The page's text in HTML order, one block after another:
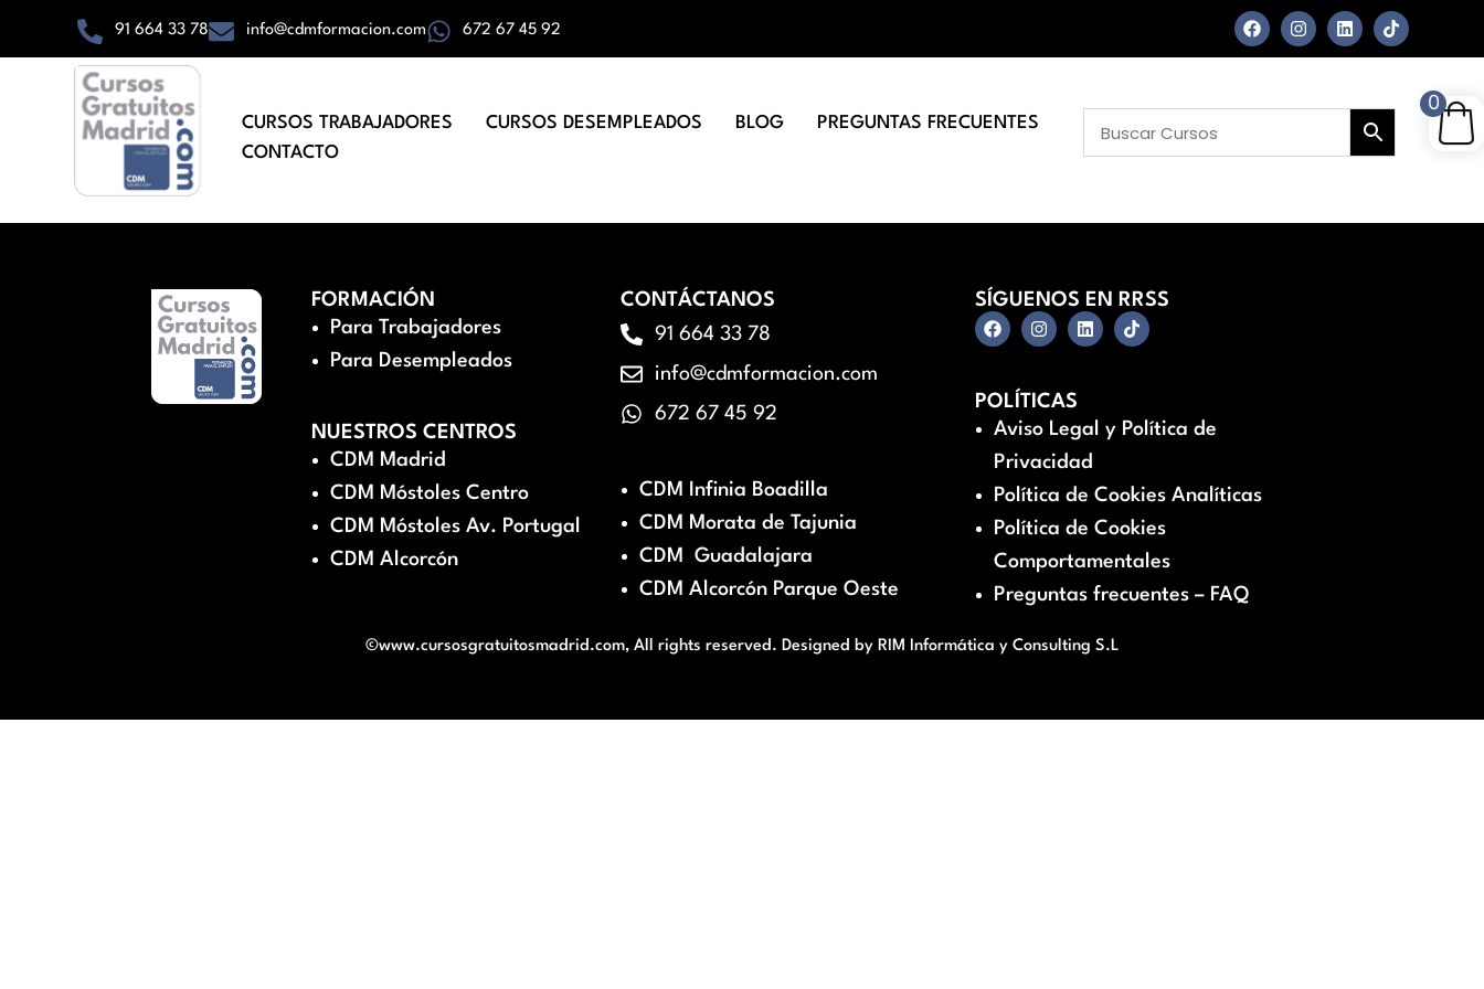
91 664 33 78 info@cdmformacion.com 672 67 45 92
CURSOS TRABAJADORES CURSOS DESEMPLEADOS BLOG
PREGUNTAS FRECUENTES
CONTACTO
FORMACIÓN
Para Trabajadores
Para Desempleados
NUESTROS CENTROS
CDM Madrid
CDM Móstoles Centro
CDM Móstoles Av. Portugal
CDM Alcorcón
CONTÁCTANOS
91 664 33 78
info@cdmformacion.com
672 67 45 92
CDM Infinia Boadilla
CDM Morata de Tajunia
CDM Guadalajara
CDM Alcorcón Parque Oeste
SÍGUENOS EN RRSS
POLÍTICAS
Aviso Legal y Política de
Privacidad
Política de Cookies Analíticas
Política de Cookies
Comportamentales
Preguntas frecuentes – FAQ
©www.cursosgratuitosmadrid.com, All rights reserved. Designed by RIM Informática y Consulting S.L
0